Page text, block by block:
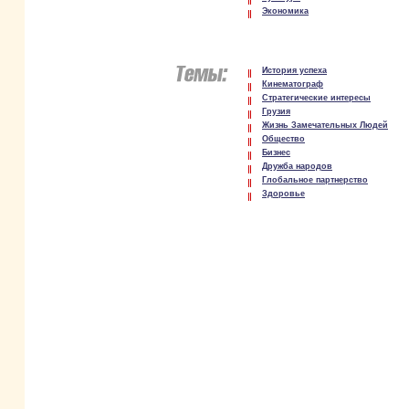
Экономика
История успеха
Кинематограф
Стратегические интересы
Грузия
Жизнь Замечательных Людей
Общество
Бизнес
Дружба народов
Глобальное партнерство
Здоровье